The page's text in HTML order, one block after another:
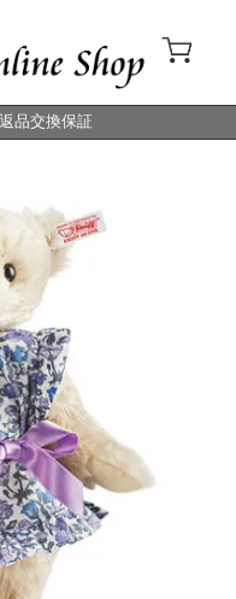
品交換保証